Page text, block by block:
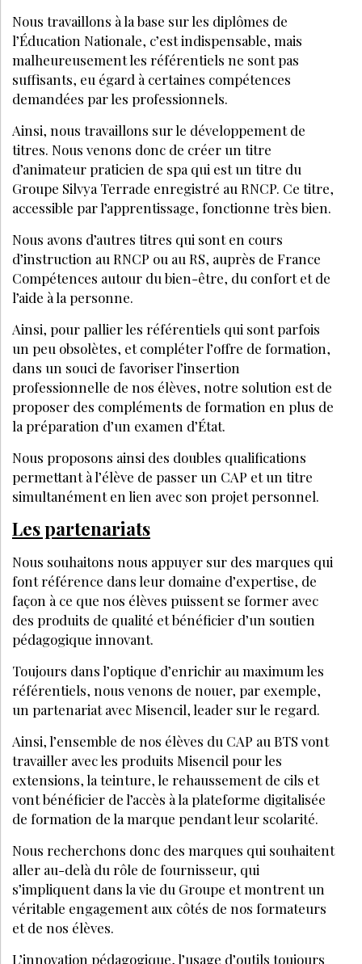
DEVENIR ESTHÉTICIENNE MAI 2021
CAP/Bac Pro/BTS/BP Esthétique : le guide
pratique pour tout savoir sur ces
diplômes et leurs débouchés
DEVENIR ESTHÉTICIENNE MAI 2021
PODCAST